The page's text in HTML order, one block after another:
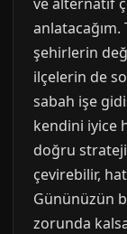
şehirlerin
ilçelerin de
sabah işe
kendini iyice
doğru
çevirebilir,
Gününüzün
zorunda